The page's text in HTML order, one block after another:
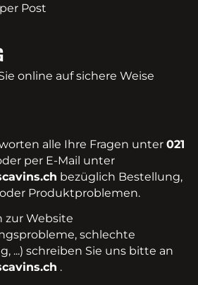
Post
online auf sichere Weise
alle Ihre Fragen unter021
per E-Mail unter
bezüglich Bestellung,
Produktproblemen.
zur Website
schlechte
...) schreiben Sie uns bitte an
.